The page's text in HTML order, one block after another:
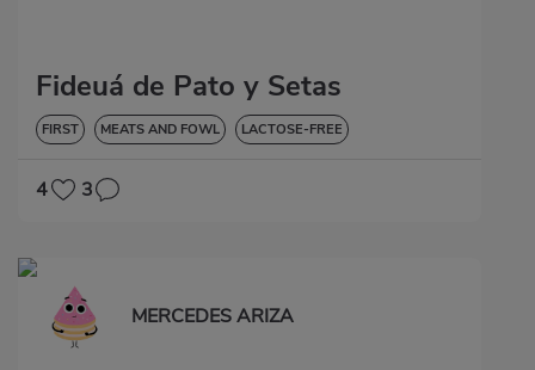
Fideuá de Pato y Setas
FIRST MEATS AND FOWL LACTOSE-FREE
4 3
MERCEDES ARIZA